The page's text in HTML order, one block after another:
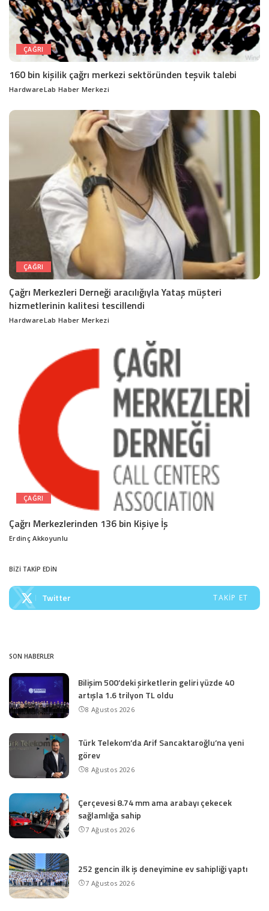
ÇAĞRI
160 bin kişilik çağrı merkezi sektöründen teşvik talebi
Posted
HardwareLab Haber Merkezi
ÇAĞRI
Çağrı Merkezleri Derneği aracılığıyla Yataş müşteri
hizmetlerinin kalitesi tescillendi
Posted
HardwareLab Haber Merkezi
ÇAĞRI
Çağrı Merkezlerinden 136 bin Kişiye İş
Posted
Erdinç Akkoyunlu
BİZİ TAKİP EDİN
Twitter TAKIP ET
SON HABERLER
Bilişim 500’deki şirketlerin geliri yüzde 40
artışla 1.6 trilyon TL oldu
8 Ağustos 2026
Türk Telekom’da Arif Sancaktaroğlu’na yeni
görev
8 Ağustos 2026
Çerçevesi 8.74 mm ama arabayı çekecek
sağlamlığa sahip
7 Ağustos 2026
252 gencin ilk iş deneyimine ev sahipliği yaptı
7 Ağustos 2026